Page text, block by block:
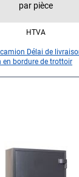
par pièce
HTVA
Délai de
en bordure de trottoir